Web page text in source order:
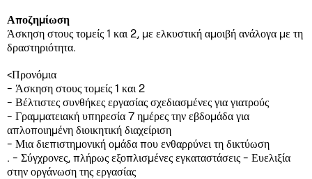
Αποζημίωση
Άσκηση στους τομείς 1 και 2, με ελκυστική αμοιβή ανάλογα με τη
δραστηριότητα.
<Προνόμια
- Άσκηση στους τομείς 1 και 2
- Βέλτιστες συνθήκες εργασίας σχεδιασμένες για γιατρούς
- Γραμματειακή υπηρεσία 7 ημέρες την εβδομάδα για
απλοποιημένη διοικητική διαχείριση
- Μια διεπιστημονική ομάδα που ενθαρρύνει τη δικτύωση
. - Σύγχρονες, πλήρως εξοπλισμένες εγκαταστάσεις - Ευελιξία
στην οργάνωση της εργασίας